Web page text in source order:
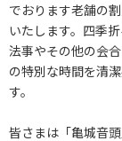
でおります老舗の
いたします。四季
法事やその他の会
の特別な時間を清
す。
皆さまは「亀城音